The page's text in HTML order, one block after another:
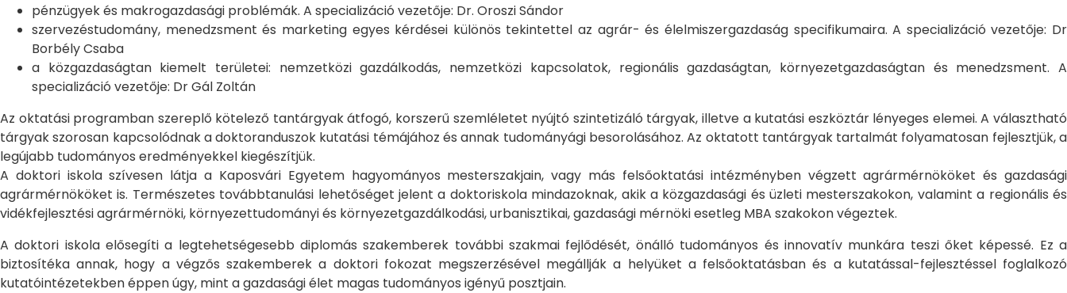
pénzügyek és makrogazdasági problémák. A specializáció vezetője: Dr. Oroszi Sándor
szervezéstudomány, menedzsment és marketing egyes kérdései különös tekintettel az agrár- és élelmiszergazdaság specifikumaira. A specializáció vezetője: Dr
Borbély Csaba
a közgazdaságtan kiemelt területei: nemzetközi gazdálkodás, nemzetközi kapcsolatok, regionális gazdaságtan, környezetgazdaságtan és menedzsment. A
specializáció vezetője: Dr Gál Zoltán
Az oktatási programban szereplő kötelező tantárgyak átfogó, korszerű szemléletet nyújtó szintetizáló tárgyak, illetve a kutatási eszköztár lényeges elemei. A választható
tárgyak szorosan kapcsolódnak a doktoranduszok kutatási témájához és annak tudományági besorolásához. Az oktatott tantárgyak tartalmát folyamatosan fejlesztjük, a
legújabb tudományos eredményekkel kiegészítjük.
A doktori iskola szívesen látja a Kaposvári Egyetem hagyományos mesterszakjain, vagy más felsőoktatási intézményben végzett agrármérnököket és gazdasági
agrármérnököket is. Természetes továbbtanulási lehetőséget jelent a doktoriskola mindazoknak, akik a közgazdasági és üzleti mesterszakokon, valamint a regionális és
vidékfejlesztési agrármérnöki, környezettudományi és környezetgazdálkodási, urbanisztikai, gazdasági mérnöki esetleg MBA szakokon végeztek.
A doktori iskola elősegíti a legtehetségesebb diplomás szakemberek további szakmai fejlődését, önálló tudományos és innovatív munkára teszi őket képessé. Ez a
biztosítéka annak, hogy a végzős szakemberek a doktori fokozat megszerzésével megállják a helyüket a felsőoktatásban és a kutatással-fejlesztéssel foglalkozó
kutatóintézetekben éppen úgy, mint a gazdasági élet magas tudományos igényű posztjain.